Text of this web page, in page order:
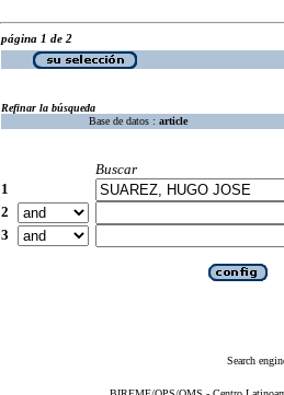
página 1 de 2
Refinar la búsqueda
Base de datos : article
Buscar
1
2
3
Search